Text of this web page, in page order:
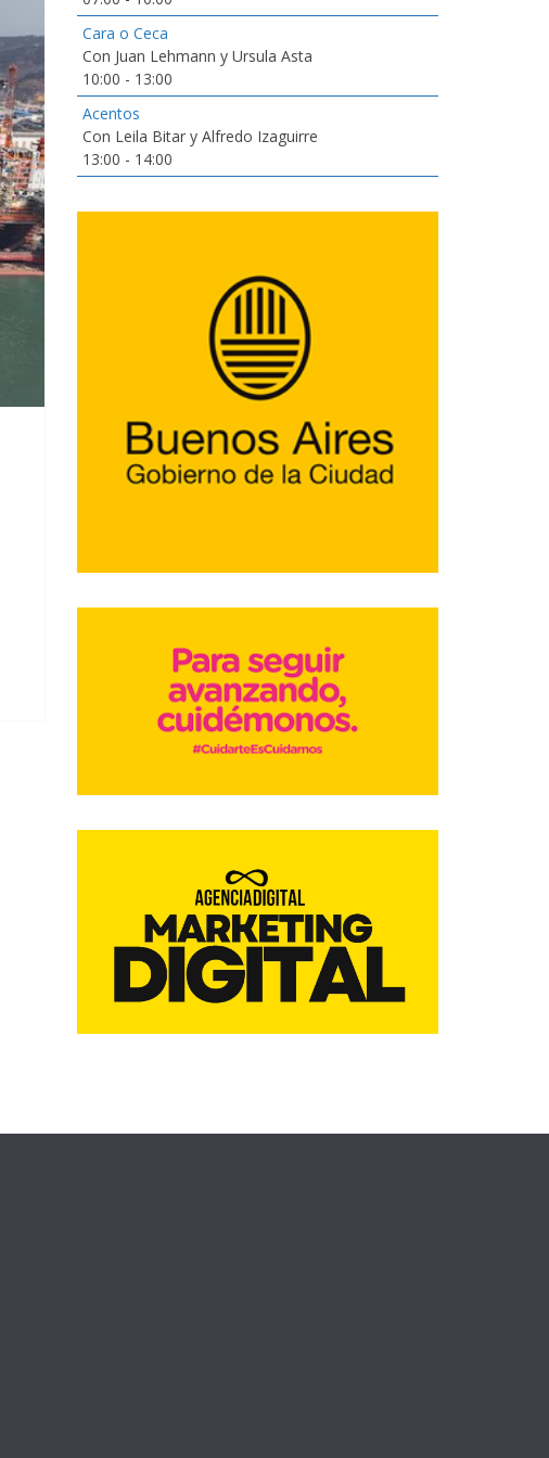
Cara o Ceca
Con Juan Lehmann y Ursula Asta
10:00 - 13:00
Acentos
Con Leila Bitar y Alfredo Izaguirre
13:00 - 14:00